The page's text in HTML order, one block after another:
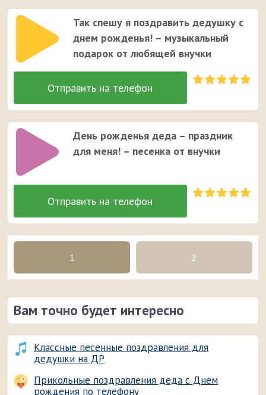
Так спешу я поздравить дедушку с
днем рожденья! – музыкальный
подарок от любящей внучки
День рожденья деда – праздник
для меня! – песенка от внучки
1 2
Вам точно будет интересно
Классные песенные поздравления для
дедушки на ДР
Прикольные поздравления деда с Днем
рождения по телефону